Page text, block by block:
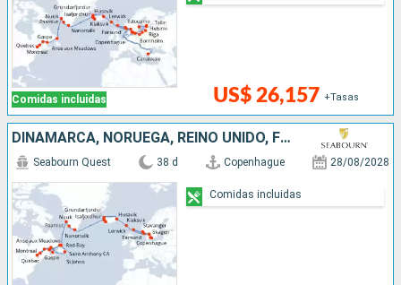
Comidas incluidas US$ 26,157 +Tasas
DINAMARCA, NORUEGA, REINO UNIDO, FÉROES (ISLAS), ISLANDIA, GROENLANDIA, CANADÁ
Seabourn Quest 38 d Copenhague 28/08/2028
Comidas incluidas